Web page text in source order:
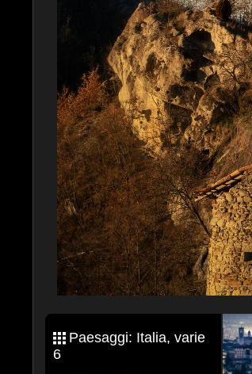
Paesaggi: Italia, varie
6